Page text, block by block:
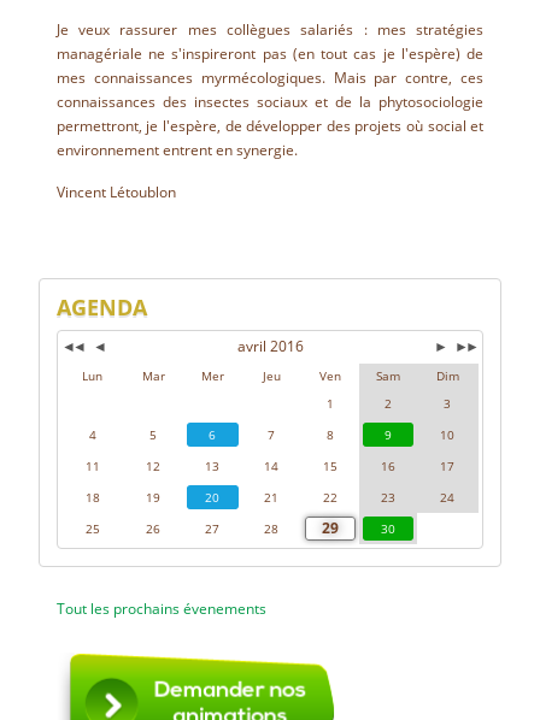
Je veux rassurer mes collègues salariés : mes stratégies
managériale ne s'inspireront pas (en tout cas je l'espère) de
mes connaissances myrmécologiques. Mais par contre, ces
connaissances des insectes sociaux et de la phytosociologie
permettront, je l'espère, de développer des projets où social et
environnement entrent en synergie.
Vincent Létoublon
AGENDA
◄◄ ◄ ►►
►
avril 2016
Lun Mar Mer Jeu Ven Sam
Dim
1
2
3
4
5 6 7 8 9
10
11
12 13 14 15 16
17
18
19 20 21 22 23
24
25
26 27 28 29 30
Tout les prochains évenements